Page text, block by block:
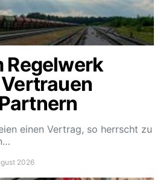
Regelwerk
einen Vertrag, so herrscht zu
2026